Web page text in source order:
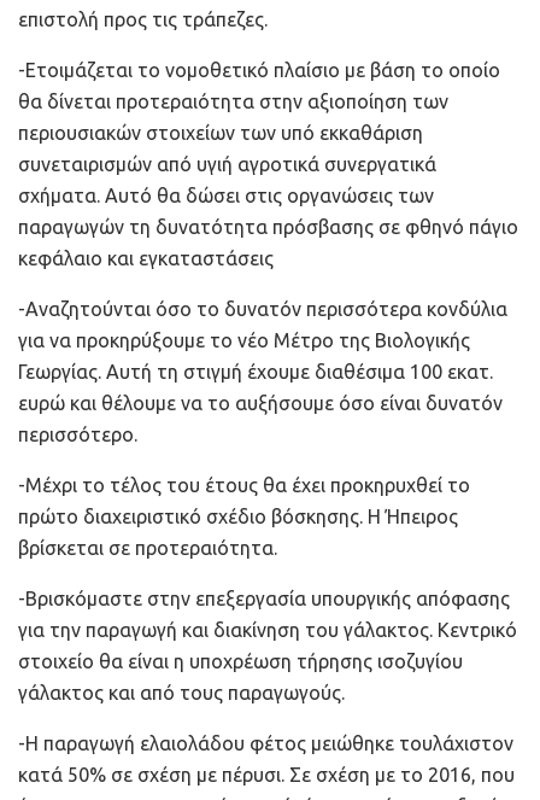
επιστολή προς τις τράπεζες.
-Ετοιμάζεται το νομοθετικό πλαίσιο με βάση το οποίο
θα δίνεται προτεραιότητα στην αξιοποίηση των
περιουσιακών στοιχείων των υπό εκκαθάριση
συνεταιρισμών από υγιή αγροτικά συνεργατικά
σχήματα. Αυτό θα δώσει στις οργανώσεις των
παραγωγών τη δυνατότητα πρόσβασης σε φθηνό πάγιο
κεφάλαιο και εγκαταστάσεις
-Αναζητούνται όσο το δυνατόν περισσότερα κονδύλια
για να προκηρύξουμε το νέο Μέτρο της Βιολογικής
Γεωργίας. Αυτή τη στιγμή έχουμε διαθέσιμα 100 εκατ.
ευρώ και θέλουμε να το αυξήσουμε όσο είναι δυνατόν
περισσότερο.
-Μέχρι το τέλος του έτους θα έχει προκηρυχθεί το
πρώτο διαχειριστικό σχέδιο βόσκησης. Η Ήπειρος
βρίσκεται σε προτεραιότητα.
-Βρισκόμαστε στην επεξεργασία υπουργικής απόφασης
για την παραγωγή και διακίνηση του γάλακτος. Κεντρικό
στοιχείο θα είναι η υποχρέωση τήρησης ισοζυγίου
γάλακτος και από τους παραγωγούς.
-Η παραγωγή ελαιολάδου φέτος μειώθηκε τουλάχιστον
κατά 50% σε σχέση με πέρυσι. Σε σχέση με το 2016, που